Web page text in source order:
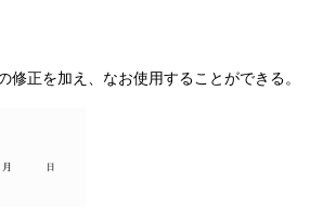
正を加え、なお使用することができる。